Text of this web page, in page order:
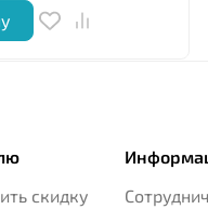
скидку